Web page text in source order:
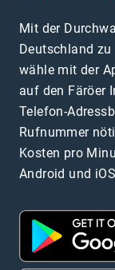
Mit der
Deutschland
wähle mit der
auf den Färöer
Telefon-
Rufnummer
Kosten pro
Android und